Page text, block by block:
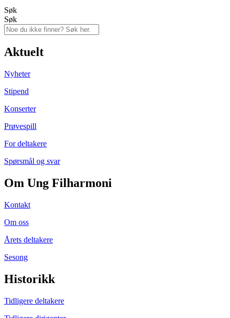
Søk
Søk
Aktuelt
Nyheter
Stipend
Konserter
Prøvespill
For deltakere
Spørsmål og svar
Om Ung Filharmoni
Kontakt
Om oss
Årets deltakere
Sesong
Historikk
Tidligere deltakere